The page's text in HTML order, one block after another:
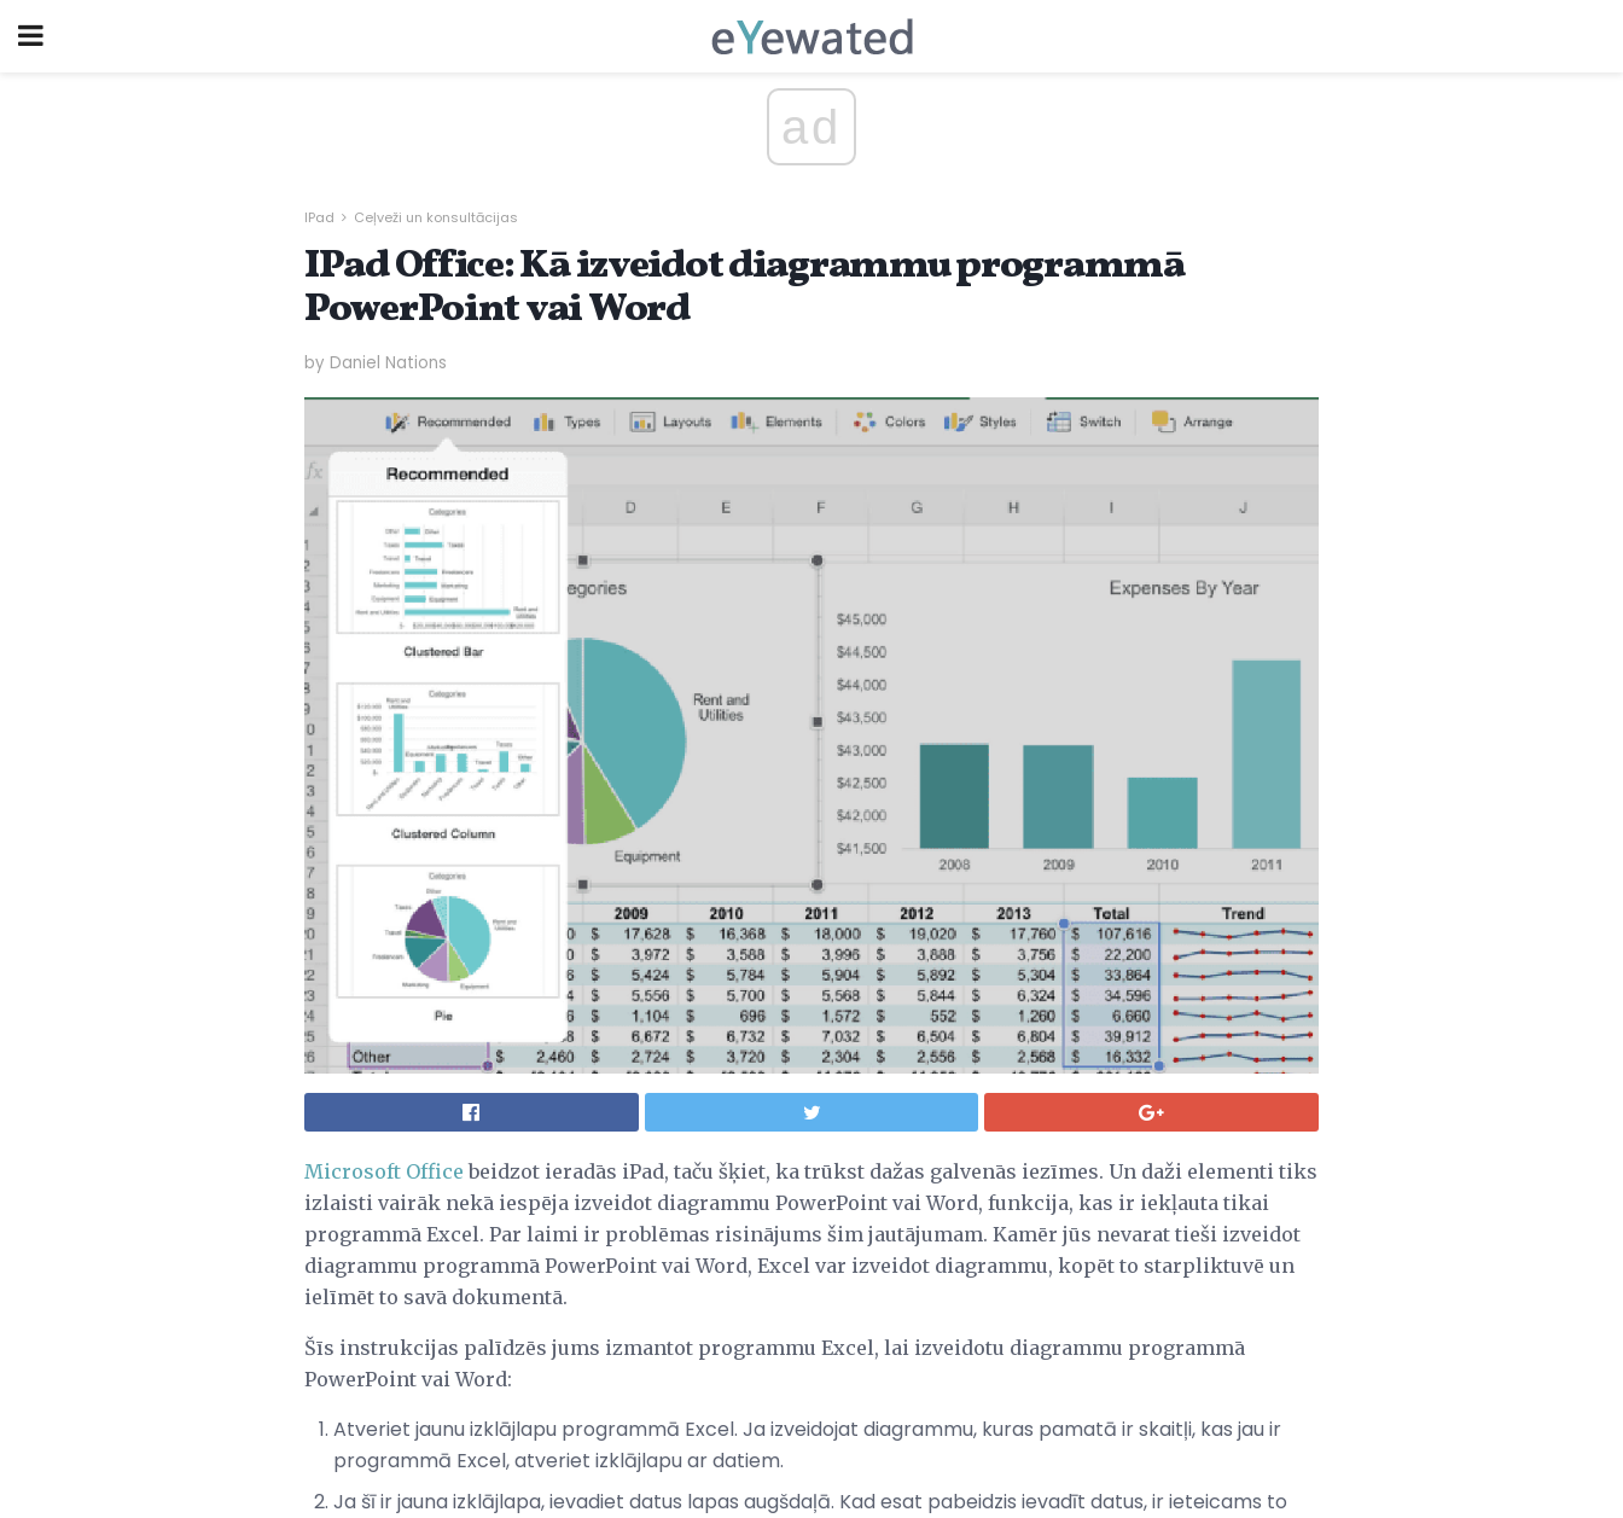
ad
IPad Ceļveži un konsultācijas
IPad Office: Kā izveidot diagrammu programmā
PowerPoint vai Word
by Daniel Nations
Microsoft Office beidzot ieradās iPad, taču šķiet, ka trūkst dažas galvenās iezīmes. Un daži elementi tiks
izlaisti vairāk nekā iespēja izveidot diagrammu PowerPoint vai Word, funkcija, kas ir iekļauta tikai
programmā Excel. Par laimi ir problēmas risinājums šim jautājumam. Kamēr jūs nevarat tieši izveidot
diagrammu programmā PowerPoint vai Word, Excel var izveidot diagrammu, kopēt to starpliktuvē un
ielīmēt to savā dokumentā.
Šīs instrukcijas palīdzēs jums izmantot programmu Excel, lai izveidotu diagrammu programmā
PowerPoint vai Word:
Atveriet jaunu izklājlapu programmā Excel. Ja izveidojat diagrammu, kuras pamatā ir skaitļi, kas jau ir
programmā Excel, atveriet izklājlapu ar datiem.
Ja šī ir jauna izklājlapa, ievadiet datus lapas augšdaļā. Kad esat pabeidzis ievadīt datus, ir ieteicams to